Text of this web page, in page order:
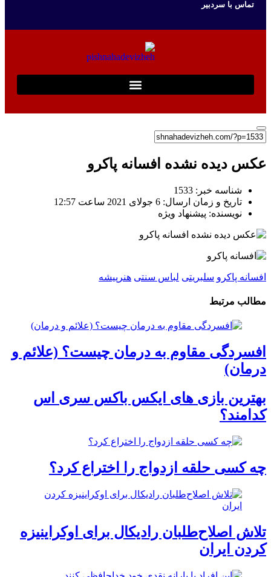
تماس با سردبیر
عکس دیده نشده افسانه پاکرو
شناسه خبر: 1533
تاریخ و زمان ارسال: 6 جولای 2021 ساعت 12:57
نویسنده: پیشنهاد ویژه
افسانه پاکرو سلبریتی لباس سنتی هنرپیشه
مطالب مرتبط
افسردگی مقاوم به درمان چیست؟ (علائم و
درمان)
بهترین بازی های ایکس باکس سری اس
کدامند؟
چه کسی حلقه‌ ازدواج را اختراع کرد؟
تلاش اصلاح‌طلبان رادیکال برای اوکراینیزه
کردن ایران